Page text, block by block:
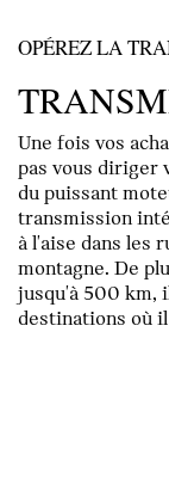
OPÉREZ LA
Une fois vos
pas vous diriger
du puissant
transmission
à l'aise dans les
montagne. De
jusqu'à 500 km,
destinations où